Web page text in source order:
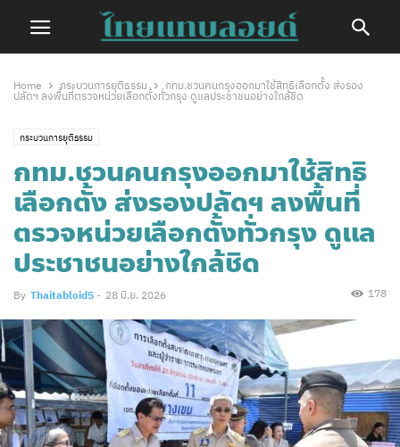
Home กระบวนการยุติธรรม
กทม.ชวนคนกรุงออกมาใช้สิทธิเลือกตั้ง ส่งรอง
ปลัดฯ ลงพื้นที่ตรวจหน่วยเลือกตั้งทั่วกรุง ดูแลประชาชนอย่างใกล้ชิด
กระบวนการยุติธรรม
กทม.ชวนคนกรุงออกมาใช้สิทธิ
เลือกตั้ง ส่งรองปลัดฯ ลงพื้นที่
ตรวจหน่วยเลือกตั้งทั่วกรุง ดูแล
ประชาชนอย่างใกล้ชิด
By Thaitabloid5 - 28 มิ.ย. 2026 178